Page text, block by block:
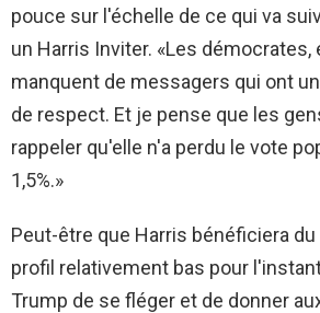
pouce sur l'échelle de ce qui va
un Harris Inviter. «Les démocrates,
manquent de messagers qui ont
de respect. Et je pense que les
rappeler qu'elle n'a perdu le vote
1,5%.»
Peut-être que Harris bénéficiera
profil relativement bas pour
Trump de se fléger et de donner